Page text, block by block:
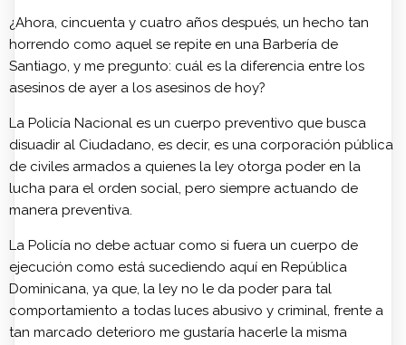
¿Ahora, cincuenta y cuatro años después, un hecho tan
horrendo como aquel se repite en una Barbería de
Santiago, y me pregunto: cuál es la diferencia entre los
asesinos de ayer a los asesinos de hoy?
La Policía Nacional es un cuerpo preventivo que busca
disuadir al Ciudadano, es decir, es una corporación pública
de civiles armados a quienes la ley otorga poder en la
lucha para el orden social, pero siempre actuando de
manera preventiva.
La Policía no debe actuar como si fuera un cuerpo de
ejecución como está sucediendo aquí en República
Dominicana, ya que, la ley no le da poder para tal
comportamiento a todas luces abusivo y criminal, frente a
tan marcado deterioro me gustaría hacerle la misma